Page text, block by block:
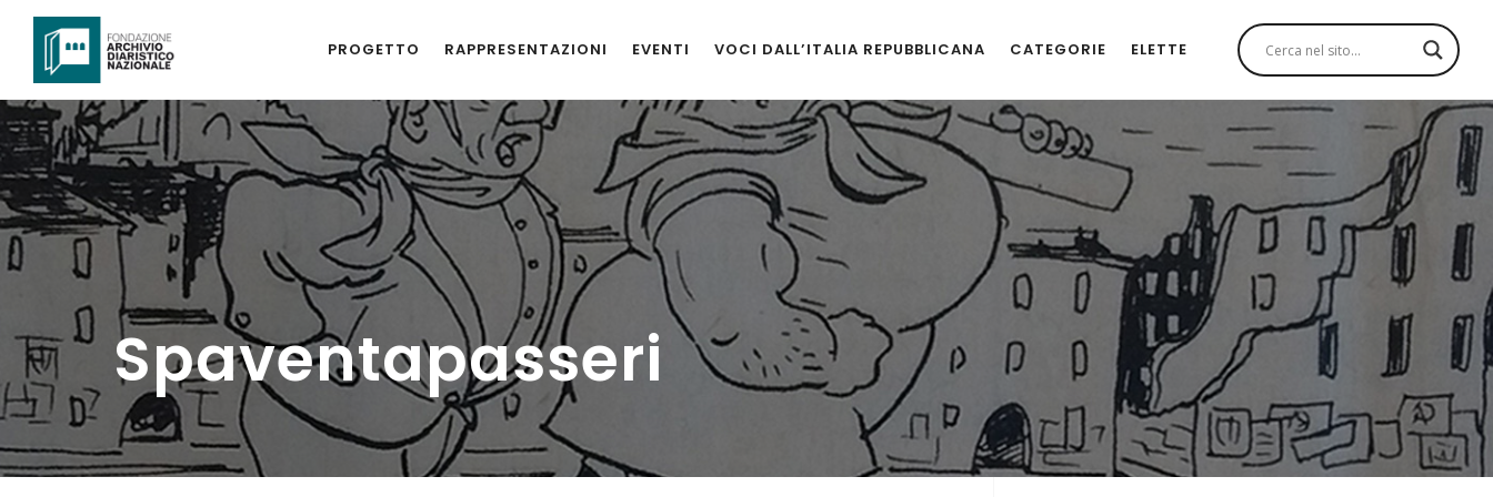
PROGETTO RAPPRESENTAZIONI EVENTI VOCI DALL’ITALIA REPUBBLICANA CATEGORIE ELETTE
Spaventapasseri